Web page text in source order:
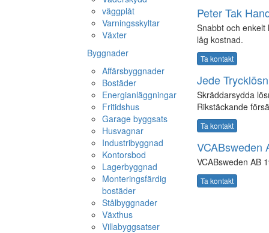
väggplåt
Varningsskyltar
Växter
Byggnader
Affärsbyggnader
Bostäder
Energianläggningar
Fritidshus
Garage byggsats
Husvagnar
Industribyggnad
Kontorsbod
Lagerbyggnad
Monteringsfärdig
bostäder
Stålbyggnader
Växthus
Villabyggsatser
Peter Tak
Snabbt och
låg kostnad.
Ta kontakt
Jede
Skräddarsydda
Rikstäckande
Ta kontakt
VCABsweden
VCABsweden AB
Ta kontakt